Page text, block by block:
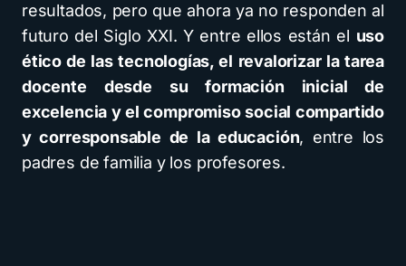
resultados, pero que ahora ya no responden al
futuro del Siglo XXI. Y entre ellos están el uso
ético de las tecnologías, el revalorizar la tarea
docente desde su formación inicial de
excelencia y el compromiso social compartido
y corresponsable de la educación, entre los
padres de familia y los profesores.